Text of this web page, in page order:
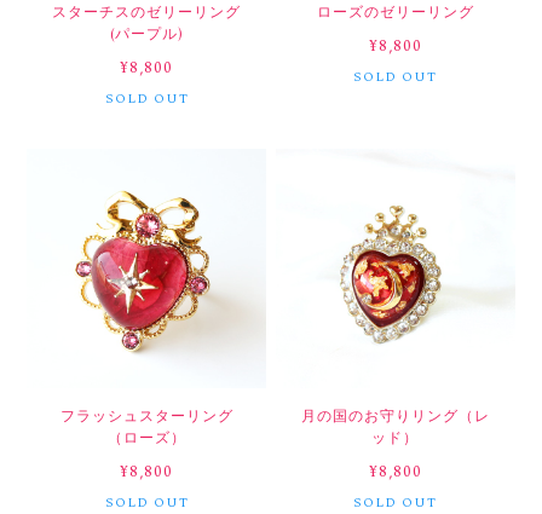
スターチスのゼリーリング
(パープル)
¥8,800
SOLD OUT
ローズのゼリーリング
¥8,800
SOLD OUT
フラッシュスターリング
（ローズ）
¥8,800
SOLD OUT
月の国のお守りリング（レ
ッド）
¥8,800
SOLD OUT